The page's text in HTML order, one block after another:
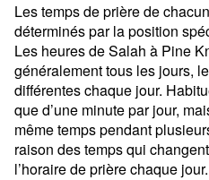
Les temps de prière de
déterminés par la position
Les heures de Salah à Pine
généralement tous les jours,
différentes chaque jour.
que d’une minute par jour,
même temps pendant
raison des temps qui
l’horaire de prière chaque jour.